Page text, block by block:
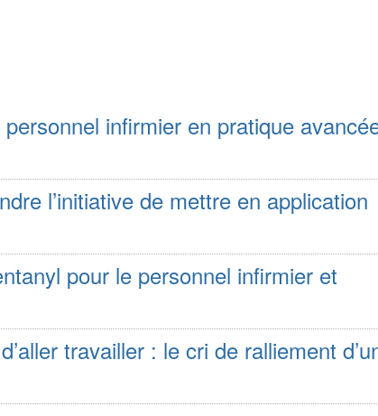
infirmier en pratique
l’initiative de mettre en application
pour le personnel infirmier et
travailler : le cri de ralliement